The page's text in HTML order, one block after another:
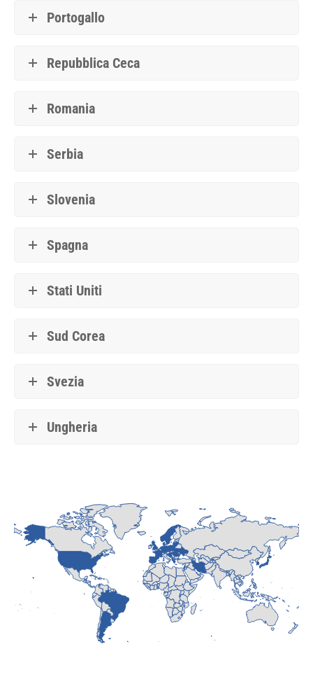
Portogallo
Repubblica Ceca
Romania
Serbia
Slovenia
Spagna
Stati Uniti
Sud Corea
Svezia
Ungheria